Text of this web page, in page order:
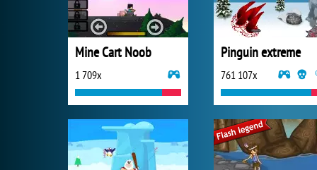
Mine Cart Noob
1 709x
Pinguin extreme
761 107x